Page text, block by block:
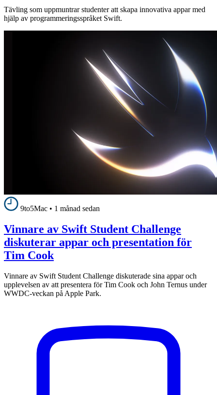
Tävling som uppmuntrar studenter att skapa innovativa appar med
hjälp av programmeringsspråket Swift.
9to5Mac • 1 månad sedan
Vinnare av Swift Student Challenge
diskuterar appar och presentation för
Tim Cook
Vinnare av Swift Student Challenge diskuterade sina appar och
upplevelsen av att presentera för Tim Cook och John Ternus under
WWDC-veckan på Apple Park.